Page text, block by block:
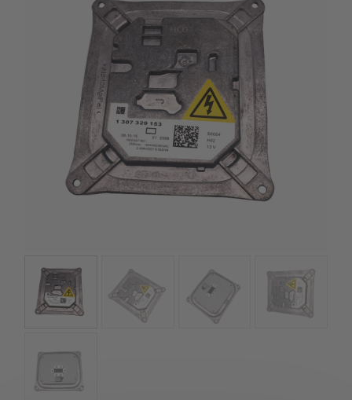
Gyors rendelésfeldolgozással segítünk, hogy hamar
kézhez kapd a csomagod.